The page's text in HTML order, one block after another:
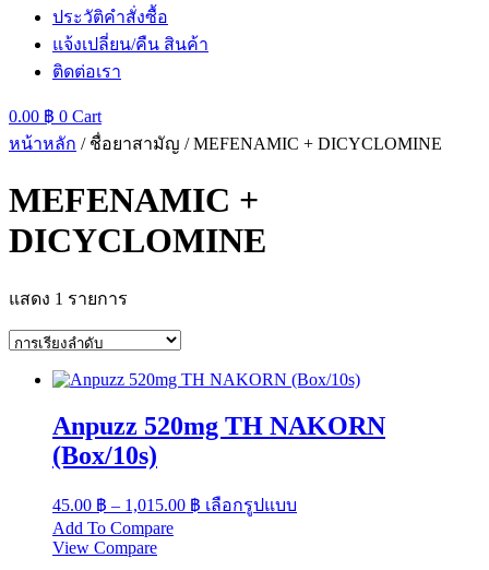
ประวัติคำสั่งซื้อ
แจ้งเปลี่ยน/คืน สินค้า
ติดต่อเรา
0.00 ฿ 0 Cart
หน้าหลัก / ชื่อยาสามัญ / MEFENAMIC + DICYCLOMINE
MEFENAMIC +
DICYCLOMINE
แสดง 1 รายการ
Anpuzz 520mg TH NAKORN
(Box/10s)
45.00 ฿ – 1,015.00 ฿ Price
เลือกรูปแบบ
Add To Compare
View Compare